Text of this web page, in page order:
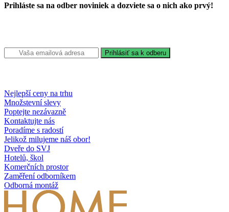
Prihláste sa na odber noviniek a dozviete sa o nich ako prvý!
Nejlepší ceny na trhu
Množstevní slevy
Poptejte nezávazně
Kontaktujte nás
Poradíme s radostí
Jelikož milujeme náš obor!
Dveře do SVJ
Hotelů, škol
Komerčních prostor
Zaměření odborníkem
Odborná montáž